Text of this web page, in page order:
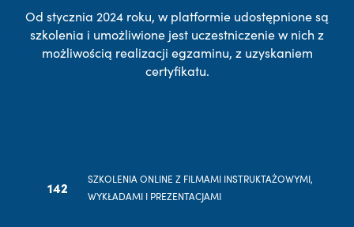
Od stycznia 2024 roku, w platformie udostępnione są
szkolenia i umożliwione jest uczestniczenie w nich z
możliwością realizacji egzaminu, z uzyskaniem
certyfikatu.
142
SZKOLENIA ONLINE Z FILMAMI INSTRUKTAŻOWYMI,
WYKŁADAMI I PREZENTACJAMI